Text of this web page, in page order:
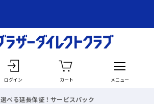
ログイン カート メニュー
選べる延長保証！サービスパック